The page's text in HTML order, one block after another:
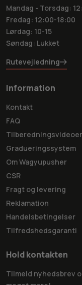
Mandag - Torsdag:
Fredag: 12:00-18:00
Lørdag: 10-15
Søndag: Lukket
Rutevejledning
Information
Kontakt
FAQ
Tilberedningsvideoer
Gradueringssystem
Om Wagyupusher
CSR
Fragt og levering
Reklamation
Handelsbetingelser
Tilfredshedsgaranti
Hold kontakten
Tilmeld nyhedsbrev